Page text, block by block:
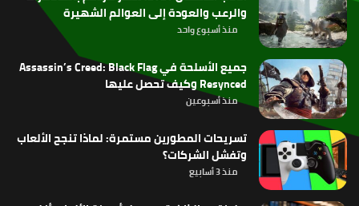
والرعب والعودة إلى العوالم الشهيرة
منذ أسبوع واحد
جميع الأسلحة في Assassin’s Creed: Black Flag
Resynced وكيف تحصل عليها
منذ أسبوعين
تسريحات المطورين مستمرة: لماذا تنجح الألعاب
وتفشل الشركات؟
منذ 3 أسابيع